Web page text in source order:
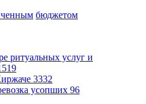
бюджетом
ритуальных услуг и
3332
усопших 96